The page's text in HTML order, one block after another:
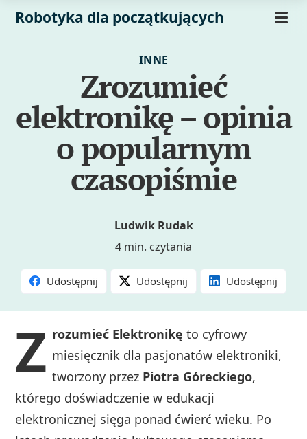
Robotyka dla początkujących
INNE
Zrozumieć
elektronikę – opinia
o popularnym
czasopiśmie
Ludwik Rudak
4 min. czytania
Udostępnij Udostępnij Udostępnij
Z rozumieć Elektronikę to cyfrowy
miesięcznik dla pasjonatów elektroniki,
tworzony przez Piotra Góreckiego,
którego doświadczenie w edukacji
elektronicznej sięga ponad ćwierć wieku. Po